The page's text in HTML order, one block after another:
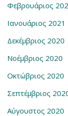
Φεβρουάριος
Ιανουάριος 2021
Δεκέμβριος 2020
Νοέμβριος 2020
Οκτώβριος 2020
Σεπτέμβριος
Αύγουστος 2020